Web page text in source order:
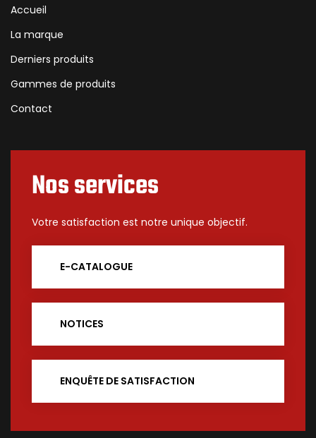
Accueil
La marque
Derniers produits
Gammes de produits
Contact
Nos services
Votre satisfaction est notre unique objectif.
E-CATALOGUE
NOTICES
ENQUÊTE DE SATISFACTION